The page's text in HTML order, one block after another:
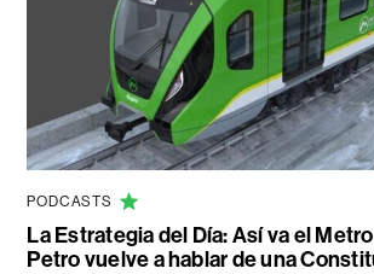
PODCASTS
La Estrategia del Día: Así va el
Petro vuelve a hablar de una